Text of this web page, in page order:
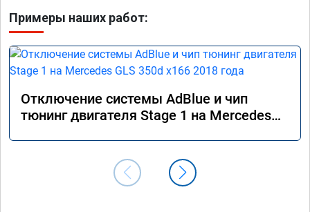
Примеры наших работ:
Отключение системы AdBlue и чип
тюнинг двигателя Stage 1 на Mercedes